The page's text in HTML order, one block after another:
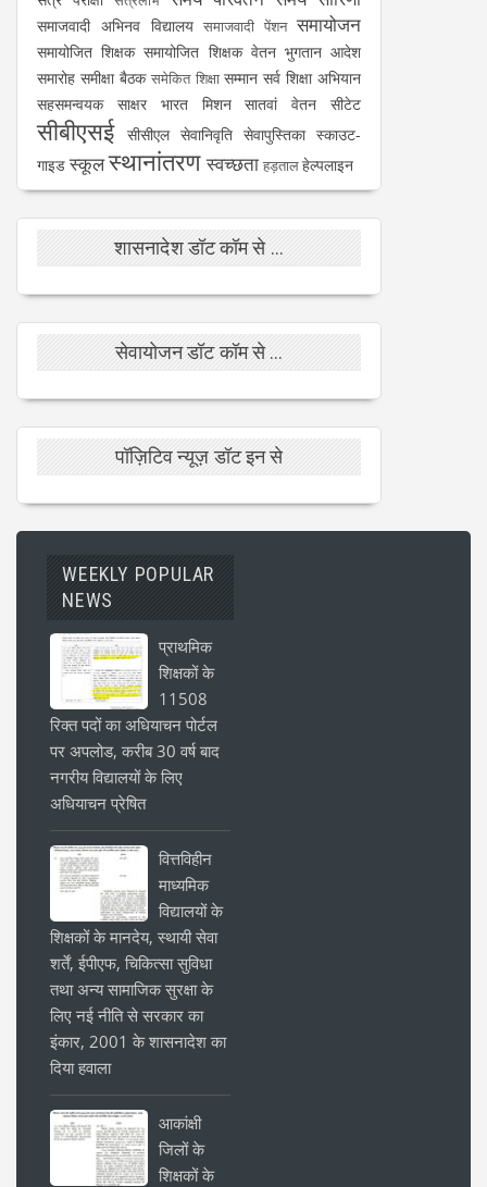
समाजवादी अभिनव विद्यालय समाजवादी पेंशन समायोजन
समायोजित शिक्षक समायोजित शिक्षक वेतन भुगतान आदेश
समारोह समीक्षा बैठक समेकित शिक्षा सम्मान सर्व शिक्षा अभियान
सहसमन्वयक
साक्षर भारत मिशन सातवां वेतन सीटेट
सीबीएसई सीसीएल सेवानिवृति सेवापुस्तिका स्काउट-
गाइड स्कूलस्थानांतरण स्वच्छता हड़तालहेल्पलाइन
शासनादेश डॉट कॉम से ...
सेवायोजन डॉट कॉम से ...
पॉज़िटिव न्यूज़ डॉट इन से
WEEKLY POPULAR
NEWS
प्राथमिक
शिक्षकों के
11508
रिक्त पदों का अधियाचन पोर्टल
पर अपलोड, करीब 30 वर्ष बाद
नगरीय विद्यालयों के लिए
अधियाचन प्रेषित
वित्तविहीन
माध्यमिक
विद्यालयों के
शिक्षकों के मानदेय, स्थायी सेवा
शर्तें, ईपीएफ, चिकित्सा सुविधा
तथा अन्य सामाजिक सुरक्षा के
लिए नई नीति से सरकार का
इंकार, 2001 के शासनादेश का
दिया हवाला
आकांक्षी
जिलों के
शिक्षकों के